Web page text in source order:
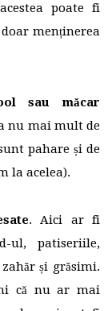
poate fi
menținerea
sau măcar
nu mai mult de
pahare și de
la acelea).
. Aici ar fi
ul, patiseriile,
și grăsimi.
că nu ar mai